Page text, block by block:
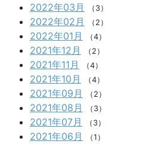
2022年03月 （3）
2022年02月 （2）
2022年01月 （4）
2021年12月 （2）
2021年11月 （4）
2021年10月 （4）
2021年09月 （2）
2021年08月 （3）
2021年07月 （3）
2021年06月 （1）